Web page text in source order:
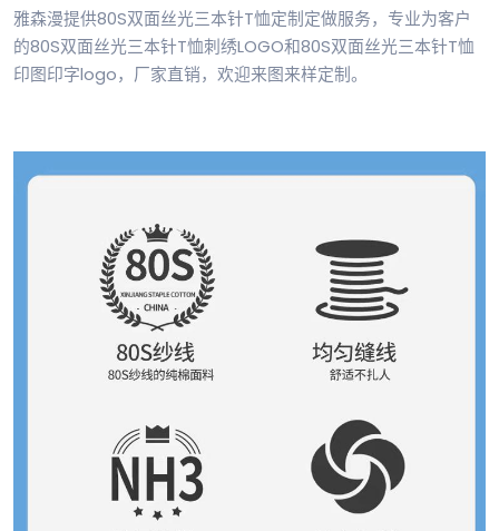
雅森漫提供80S双面丝光三本针T恤定制定做服务，专业为客户
的80S双面丝光三本针T恤刺绣LOGO和80S双面丝光三本针T恤
印图印字logo，厂家直销，欢迎来图来样定制。